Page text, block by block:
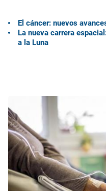
El cáncer: nuevos
La nueva carrera
a la Luna